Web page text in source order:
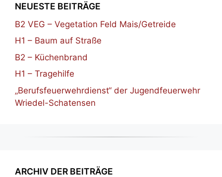
NEUESTE BEITRÄGE
B2 VEG – Vegetation Feld Mais/Getreide
H1 – Baum auf Straße
B2 – Küchenbrand
H1 – Tragehilfe
„Berufsfeuerwehrdienst“ der Jugendfeuerwehr
Wriedel-Schatensen
ARCHIV DER BEITRÄGE